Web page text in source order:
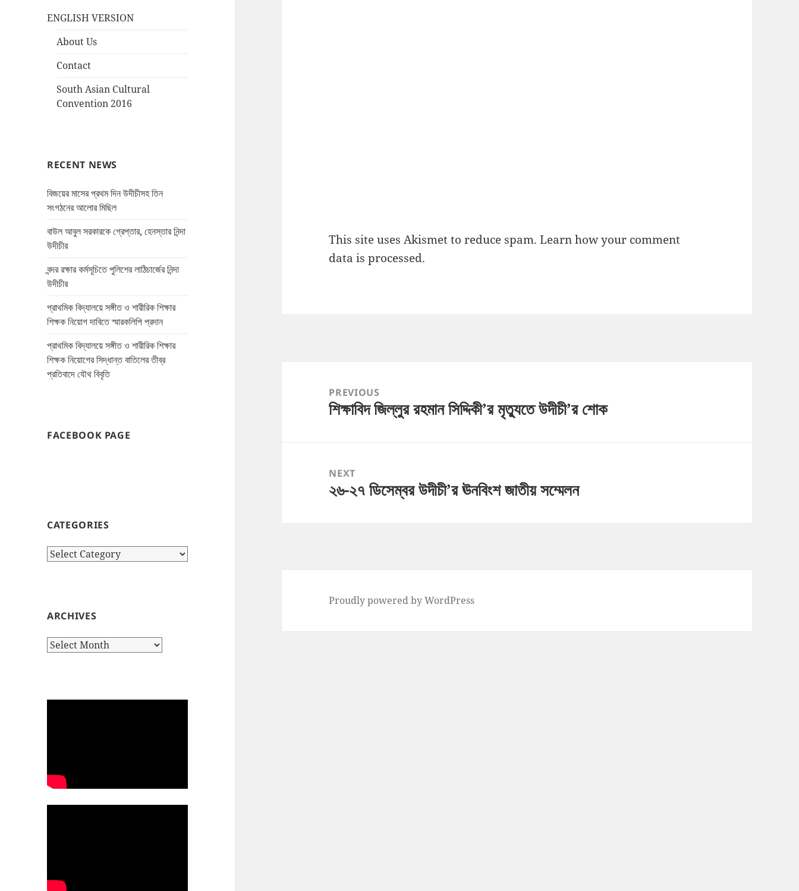
ENGLISH VERSION
About Us
Contact
South Asian Cultural
Convention 2016
RECENT NEWS
বিজয়ের মাসের প্রথম দিন উদীচীসহ তিন
সংগঠনের আলোর মিছিল
বাউল আবুল সরকারকে গ্রেপ্তার, হেনস্তার নিন্দা
উদীচীর
বন্দর রক্ষার কর্মসূচিতে পুলিশের লাঠিচার্জের নিন্দা
উদীচীর
প্রাথমিক বিদ্যালয়ে সঙ্গীত ও শারীরিক শিক্ষার
শিক্ষক নিয়োগ দাবিতে স্মারকলিপি প্রদান
প্রাথমিক বিদ্যালয়ে সঙ্গীত ও শারীরিক শিক্ষার
শিক্ষক নিয়োগের সিদ্ধান্ত বাতিলের তীব্র
প্রতিবাদে যৌথ বিবৃতি
FACEBOOK PAGE
CATEGORIES
Categories
ARCHIVES
Archives
This site uses Akismet to reduce spam.Learn how your comment
data is processed.
navigationPREVIOUS
Previous
শিক্ষাবিদ জিল্লুর রহমান সিদ্দিকী’র মৃত্যুতে উদীচী’র শোক
NEXT
Next
২৬-২৭ ডিসেম্বর উদীচী’র ঊনবিংশ জাতীয় সম্মেলন
Proudly powered by WordPress